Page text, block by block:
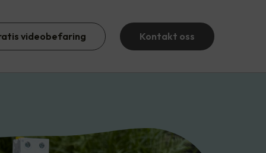
videobefaring Kontakt oss